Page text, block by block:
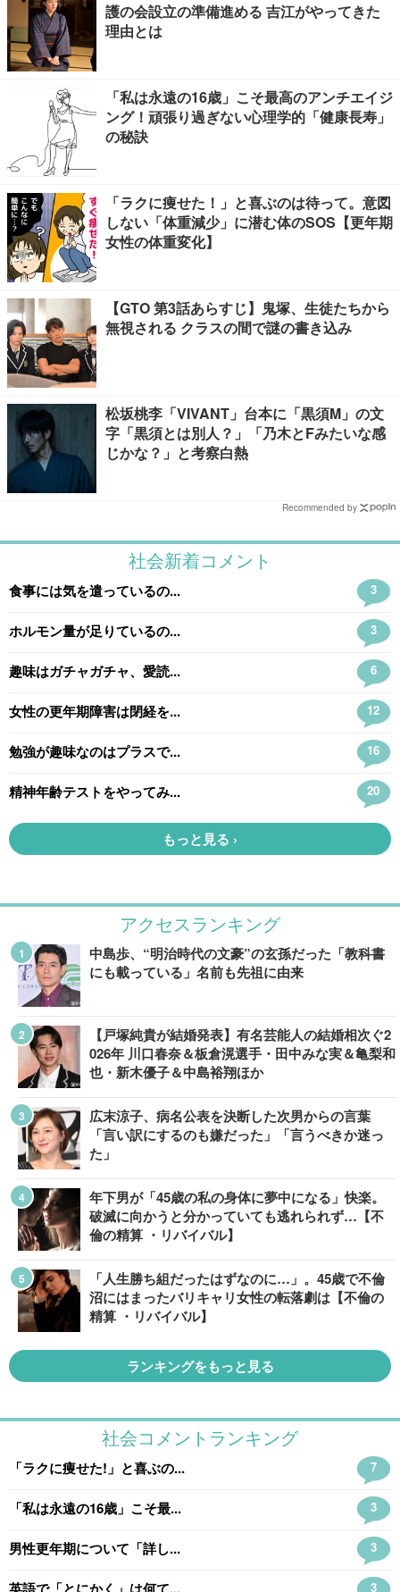
護の会設立の準備進める 吉江がやってきた
理由とは
「私は永遠の16歳」こそ最高のアンチエイジ
ング！頑張り過ぎない心理学的「健康長寿」
の秘訣
「ラクに痩せた！」と喜ぶのは待って。意図
しない「体重減少」に潜む体のSOS【更年期
女性の体重変化】
【GTO 第3話あらすじ】鬼塚、生徒たちから
無視される クラスの間で謎の書き込み
松坂桃李「VIVANT」台本に「黒須M」の文
字「黒須とは別人？」「乃木とFみたいな感
じかな？」と考察白熱
Recommended by
アクセスランキング
中島歩、“明治時代の文豪”の玄孫だった「教科書
にも載っている」名前も先祖に由来
【戸塚純貴が結婚発表】有名芸能人の結婚相次ぐ2
026年 川口春奈＆板倉滉選手・田中みな実＆亀梨和
也・新木優子＆中島裕翔ほか
広末涼子、病名公表を決断した次男からの言葉
「言い訳にするのも嫌だった」「言うべきか迷っ
た」
年下男が「45歳の私の身体に夢中になる」快楽。
破滅に向かうと分かっていても逃れられず…【不
倫の精算 ・リバイバル】
「人生勝ち組だったはずなのに…」。45歳で不倫
沼にはまったバリキャリ女性の転落劇は【不倫の
精算 ・リバイバル】
ランキングをもっと見る